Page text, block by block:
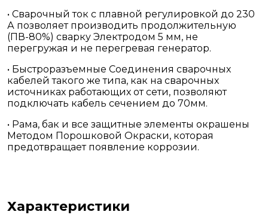
• Сварочный ток с плавной регулировкой до 230
А позволяет производить продолжительную
(ПВ-80%) сварку Электродом 5 мм, не
перегружая и не перегревая генератор.
• Быстроразъемные Соединения сварочных
кабелей такого же типа, как на сварочных
источниках работающих от сети, позволяют
подключать кабель сечением до 70мм.
• Рама, бак и все защитные элементы окрашены
Методом Порошковой Окраски, которая
предотвращает появление коррозии.
Характеристики